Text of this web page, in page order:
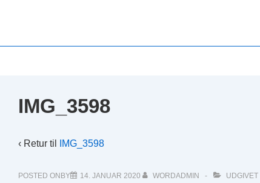
IMG_3598
‹ Retur til IMG_3598
POSTED ONBY 14. JANUAR 2020 WORDADMIN UDGIVET I